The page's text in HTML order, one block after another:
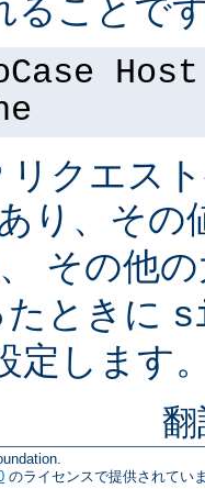
ることで
リクエス
り、その
、 その他
ときに
定します
のライセンスで提供されてい